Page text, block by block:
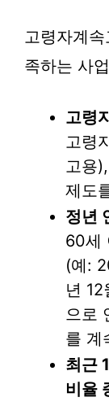
고령자계
족하는 사
고령
고령
고용
제도
정년
60세
(예:
년
으로
를 계
최근
비율